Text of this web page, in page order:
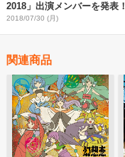
2018」出演メンバーを発表！
2018/07/30 (月)
関連商品